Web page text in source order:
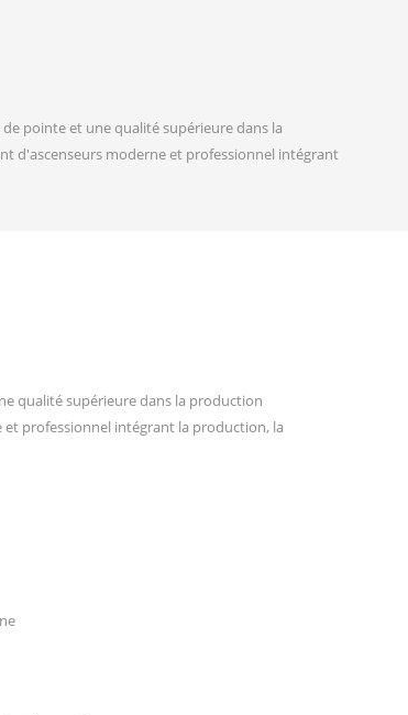
pointe et une qualité supérieure dans la
d'ascenseurs moderne et professionnel intégrant
qualité supérieure dans la production
professionnel intégrant la production, la